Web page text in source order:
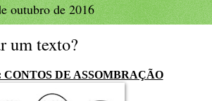
outubro de 2016
um texto?
DE ASSOMBRAÇÃO